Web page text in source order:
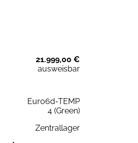
21.999,00 €
ausweisbar
Euro6d-TEMP
4 (Green)
Zentrallager